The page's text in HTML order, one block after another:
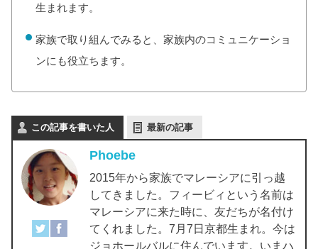
生まれます。
家族で取り組んでみると、家族内のコミュニケーショ
ンにも役立ちます。
この記事を書いた人 最新の記事
Phoebe
2015年から家族でマレーシアに引っ越
してきました。フィービィという名前は
マレーシアに来た時に、友だちが名付け
てくれました。7月7日京都生まれ。今は
ジョホールバルに住んでいます。いまハ